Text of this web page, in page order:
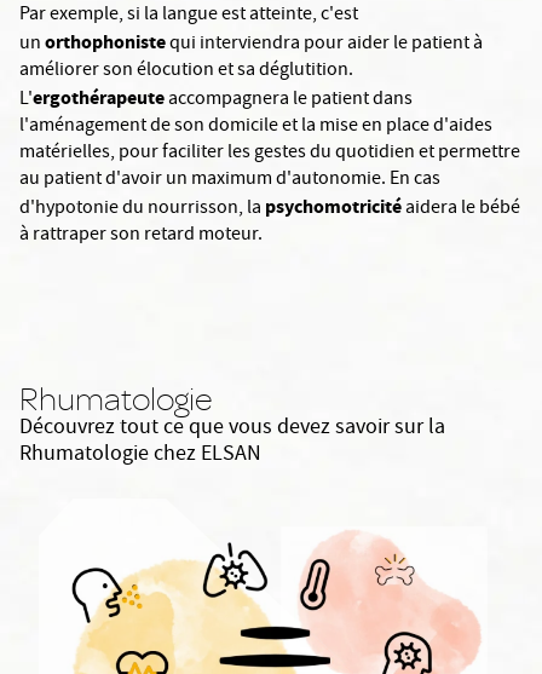
Par exemple, si la langue est atteinte, c'est
unorthophonistequi interviendra pour aider le patient à
améliorer son élocution et sa déglutition.
L'ergothérapeuteaccompagnera le patient dans
l'aménagement de son domicile et la mise en place d'aides
matérielles, pour faciliter les gestes du quotidien et permettre
au patient d'avoir un maximum d'autonomie. En cas
d'hypotonie du nourrisson, la psychomotricitéaidera le bébé
à rattraper son retard moteur.
Rhumatologie
Découvrez tout ce que vous devez savoir sur la
Rhumatologie chez ELSAN